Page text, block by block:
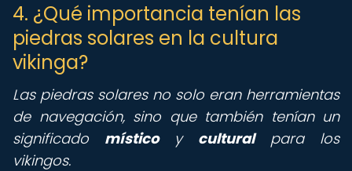
4. ¿Qué importancia tenían las
piedras solares en la cultura
vikinga?
Las piedras solares no solo eran herramientas
de navegación, sino que también tenían un
significado místicoy culturalpara los
vikingos.